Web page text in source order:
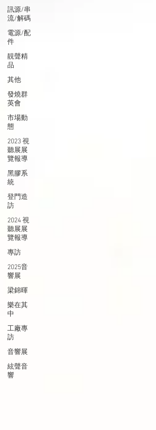
訊源/串
流/解碼
電源/配
件
靚聲精
品
其他
發燒群
英會
市場動
態
2023 視
聽展展
覽報導
黑膠系
統
登門造
訪
2024 視
聽展展
覽報導
專訪
2025音
響展
梁錦暉
樂在其
中
工廠專
訪
音響展
絃聲音
響